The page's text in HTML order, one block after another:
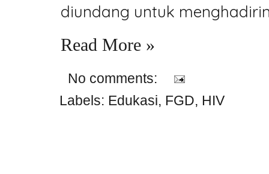
diundang untuk
Read More »
No comments:
Labels: Edukasi, FGD, HIV